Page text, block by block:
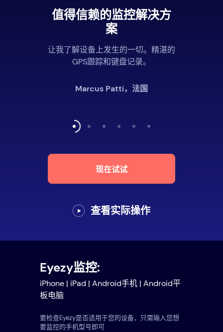
值得信赖的监控解决方
案
让我了解设备上发生的一切。精湛的
GPS跟踪和键盘记录。
Marcus Patti，法国
现在试试
查看实际操作
Eyezy监控:
iPhone | iPad | Android手机 | Android平
板电脑
要检查Eyezy是否适用于您的设备，只需输入您想
要监控的手机型号即可